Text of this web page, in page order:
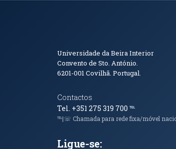
Informações de
Universidade da Beira Interior
Convento de Sto. António.
6201-001Covilhã. Portugal.
Contactos
Tel. +351 275 319 700 ℡
℡|☏ Chamada para rede fixa/móvel
Ligue-se: